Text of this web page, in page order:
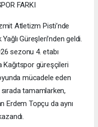
FARKI
Atletizm Pisti’nde
Güreşleri’nden geldi.
sezonu 4. etabı
Kağıtspor güreşçileri
mücadele eden
tamamlarken,
Erdem Topçu da aynı